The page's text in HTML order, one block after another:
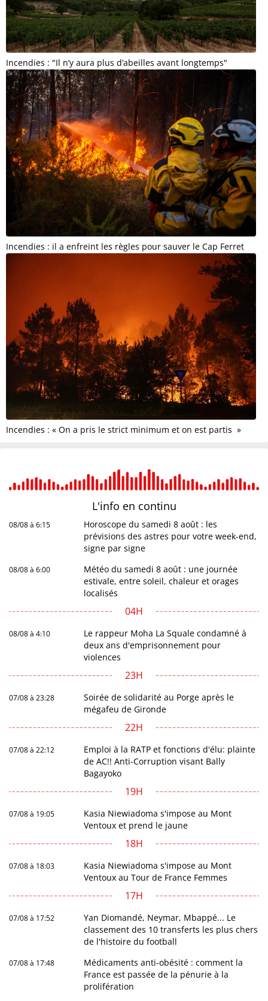
Incendies : "Il n’y aura plus d’abeilles avant longtemps"
Incendies : il a enfreint les règles pour sauver le Cap Ferret
Incendies : « On a pris le strict minimum et on est partis »
L'info en continu
08/08 à 6:15
Horoscope du samedi 8 août : les
prévisions des astres pour votre week-end,
signe par signe
08/08 à 6:00
Météo du samedi 8 août : une journée
estivale, entre soleil, chaleur et orages
localisés
04H
08/08 à 4:10
Le rappeur Moha La Squale condamné à
deux ans d'emprisonnement pour
violences
23H
07/08 à 23:28
Soirée de solidarité au Porge après le
mégafeu de Gironde
22H
07/08 à 22:12
Emploi à la RATP et fonctions d'élu: plainte
de AC!! Anti-Corruption visant Bally
Bagayoko
19H
07/08 à 19:05
Kasia Niewiadoma s'impose au Mont
Ventoux et prend le jaune
18H
07/08 à 18:03
Kasia Niewiadoma s'impose au Mont
Ventoux au Tour de France Femmes
17H
07/08 à 17:52
Yan Diomandé, Neymar, Mbappé... Le
classement des 10 transferts les plus chers
de l'histoire du football
07/08 à 17:48
Médicaments anti-obésité : comment la
France est passée de la pénurie à la
prolifération